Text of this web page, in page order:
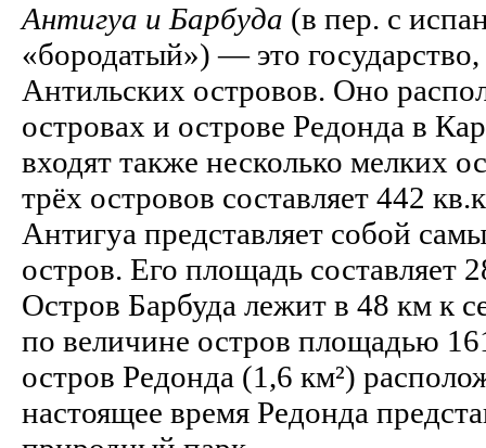
Антигуа и Барбуда (в пер. с
«бородатый») — это
Антильских островов. Оно
островах и острове Редонда в
входят также несколько мелких
трёх островов составляет 442
Антигуа представляет собой
остров. Его площадь составляет
Остров Барбуда лежит в 48 км к
по величине остров площадью
остров Редонда (1,6 км²)
настоящее время Редонда